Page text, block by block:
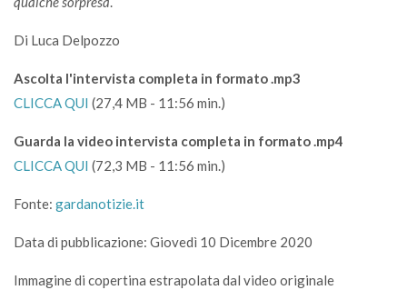
Di Luca Delpozzo
Ascolta l'intervista completa in formato .mp3
CLICCA QUI (27,4 MB - 11:56 min.)
Guarda la video intervista completa in formato .mp4
CLICCA QUI (72,3 MB - 11:56 min.)
Fonte: gardanotizie.it
Data di pubblicazione: Giovedì 10 Dicembre 2020
Immagine di copertina estrapolata dal video originale